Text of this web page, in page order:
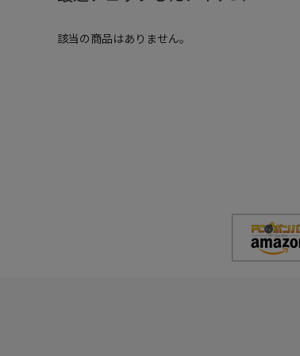
該当の商品はありません。